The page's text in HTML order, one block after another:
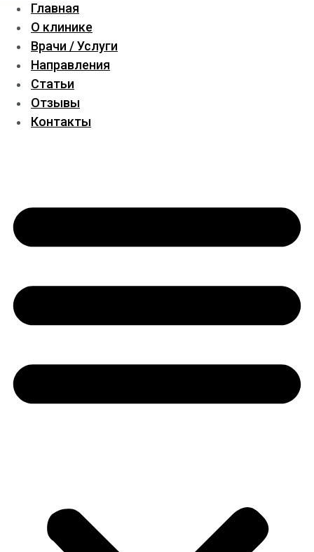
Главная
О клинике
Врачи / Услуги
Направления
Статьи
Отзывы
Контакты